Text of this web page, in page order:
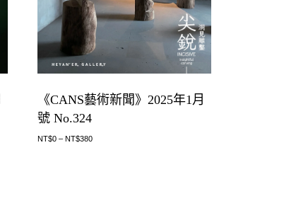
《CANS藝術新聞》2025年1月
號 No.324
NT$0 –NT$380